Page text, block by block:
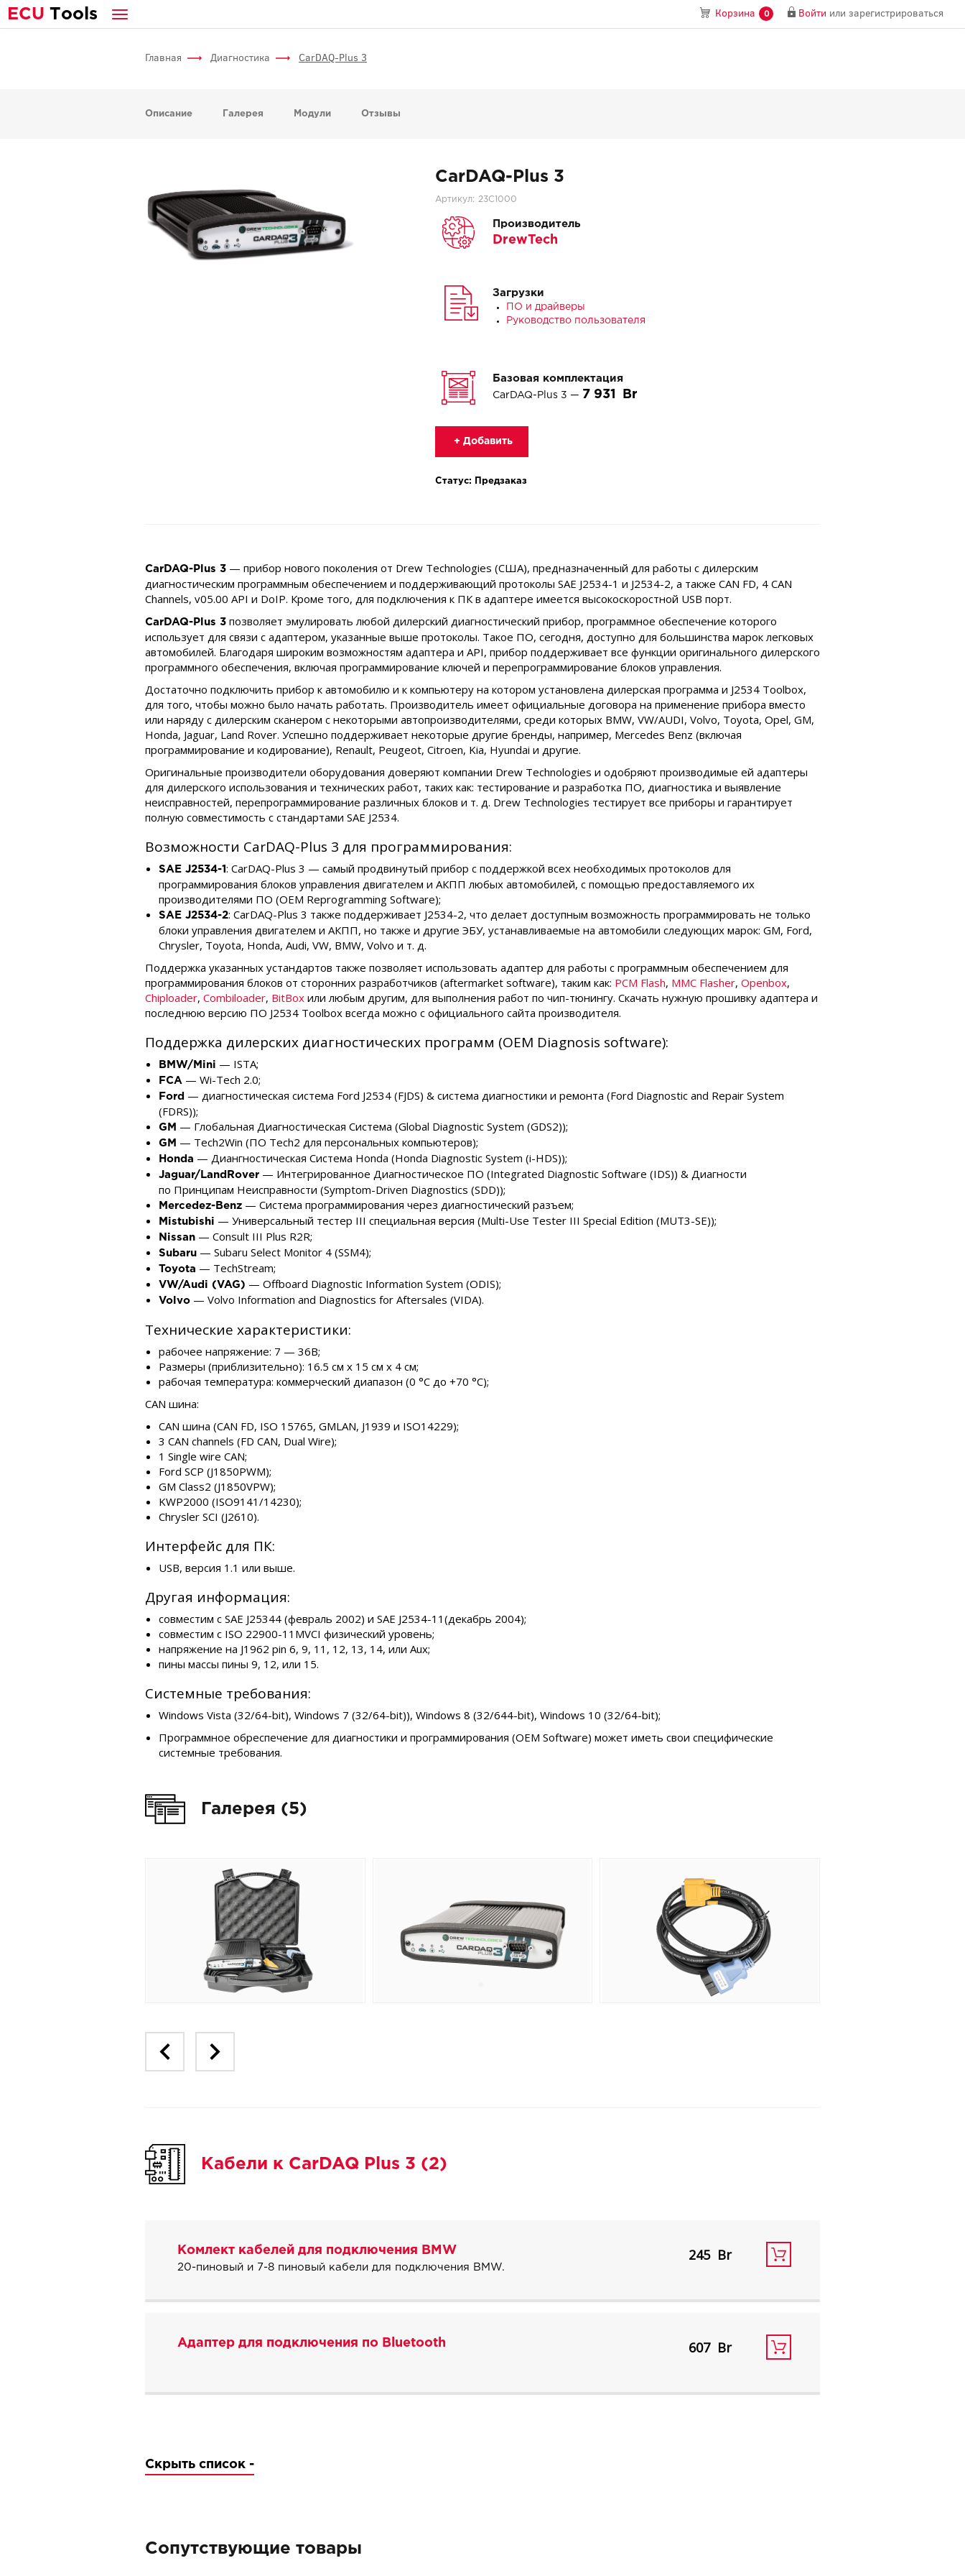
ECU Tools Корзина 0 Войти или зарегистрироваться
Главная Диагностика CarDAQ-Plus 3
Описание Галерея Модули Отзывы
CarDAQ-Plus 3
Артикул: 23C1000
Производитель
DrewTech
Загрузки
ПО и драйверы
Руководство пользователя
Базовая комплектация
CarDAQ-Plus 3 — 7 931
+ Добавить
Статус: Предзаказ
CarDAQ-Plus 3 — прибор нового поколения от Drew Technologies (США), предназначенный для работы с дилерским
диагностическим программным обеспечением и поддерживающий протоколы SAE J2534-1 и J2534-2, а также CAN FD, 4 CAN
Channels, v05.00 API и DoIP. Кроме того, для подключения к ПК в адаптере имеется высокоскоростной USB порт.
CarDAQ-Plus 3 позволяет эмулировать любой дилерский диагностический прибор, программное обеспечение которого
использует для связи с адаптером, указанные выше протоколы. Такое ПО, сегодня, доступно для большинства марок легковых
автомобилей. Благодаря широким возможностям адаптера и API, прибор поддерживает все функции оригинального дилерского
программного обеспечения, включая программирование ключей и перепрограммирование блоков управления.
Достаточно подключить прибор к автомобилю и к компьютеру на котором установлена дилерская программа и J2534 Toolbox,
для того, чтобы можно было начать работать. Производитель имеет официальные договора на применение прибора вместо
или наряду с дилерским сканером с некоторыми автопроизводителями, среди которых BMW, VW/AUDI, Volvo, Toyota, Opel, GM,
Honda, Jaguar, Land Rover. Успешно поддерживает некоторые другие бренды, например, Mercedes Benz (включая
программирование и кодирование), Renault, Peugeot, Citroen, Kia, Hyundai и другие.
Оригинальные производители оборудования доверяют компании Drew Technologies и одобряют производимые ей адаптеры
для дилерского использования и технических работ, таких как: тестирование и разработка ПО, диагностика и выявление
неисправностей, перепрограммирование различных блоков и т. д. Drew Technologies тестирует все приборы и гарантирует
полную совместимость с стандартами SAE J2534.
Возможности CarDAQ-Plus 3 для программирования:
SAE J2534-1 : CarDAQ-Plus 3 — самый продвинутый прибор с поддержкой всех необходимых протоколов для
программирования блоков управления двигателем и АКПП любых автомобилей, с помощью предоставляемого их
производителями ПО (OEM Reprogramming Software);
SAE J2534-2: CarDAQ-Plus 3 также поддерживает J2534-2, что делает доступным возможность программировать не только
блоки управления двигателем и АКПП, но также и другие ЭБУ, устанавливаемые на автомобили следующих марок: GM, Ford,
Chrysler, Toyota, Honda, Audi, VW, BMW, Volvo и т. д.
Поддержка указанных устандартов также позволяет использовать адаптер для работы с программным обеспечением для
программирования блоков от сторонних разработчиков (aftermarket software), таким как: PCM Flash, MMC Flasher, Openbox,
Chiploader, Combiloader, BitBox или любым другим, для выполнения работ по чип-тюнингу. Скачать нужную прошивку адаптера и
последнюю версию ПО J2534 Toolbox всегда можно с официального сайта производителя.
Поддержка дилерских диагностических программ (OEM Diagnosis software):
BMW/Mini — ISTA;
FCA — Wi-Tech 2.0;
Ford
— диагностическая система Ford J2534 (FJDS) & система диагностики и ремонта (Ford Diagnostic and Repair System
(FDRS));
GM — Глобальная Диагностическая Система (Global Diagnostic System (GDS2));
GM — Tech2Win (ПО Tech2 для персональных компьютеров);
Honda — Диангностическая Система Honda (Honda Diagnostic System (i-HDS));
Jaguar/LandRover — Интегрированное Диагностическое ПО (Integrated Diagnostic Software (IDS)) & Диагности
по Принципам Неисправности (Symptom-Driven Diagnostics (SDD));
Mercedez-Benz — Система программирования через диагностический разъем;
Mistubishi — Универсальный тестер III специальная версия (Multi-Use Tester III Special Edition (MUT3-SE));
Nissan — Consult III Plus R2R;
Subaru — Subaru Select Monitor 4 (SSM4);
Toyota — TechStream;
VW/Audi (VAG) — Offboard Diagnostic Information System (ODIS);
Volvo — Volvo Information and Diagnostics for Aftersales (VIDA).
Технические характеристики:
рабочее напряжение: 7 — 36В;
Размеры (приблизительно): 16.5 см x 15 см x 4 см;
рабочая температура: коммерческий диапазон (0 °C до +70 °C);
CAN шина:
CAN шина (CAN FD, ISO 15765, GMLAN, J1939 и ISO14229);
3 CAN channels (FD CAN, Dual Wire);
1 Single wire CAN;
Ford SCP (J1850PWM);
GM Class2 (J1850VPW);
KWP2000 (ISO9141/14230);
Chrysler SCI (J2610).
Интерфейс для ПК:
USB, версия 1.1 или выше.
Другая информация:
совместим с SAE J25344 (февраль 2002) и SAE J2534-11(декабрь 2004);
совместим с ISO 22900-11MVCI физический уровень;
напряжение на J1962 pin 6, 9, 11, 12, 13, 14, или Aux;
пины массы пины 9, 12, или 15.
Системные требования:
Windows Vista (32/64-bit), Windows 7 (32/64-bit)), Windows 8 (32/644-bit), Windows 10 (32/64-bit);
Программное обреспечение для диагностики и программирования (OEM Software) может иметь свои специфические
системные требования.
Галерея (5)
Кабели к CarDAQ Plus 3 (2)
Комлект кабелей для подключения BMW
20-пиновый и 7-8 пиновый кабели для подключения BMW.
245
Адаптер для подключения по Bluetooth 607
Скрыть список -
Сопутствующие товары